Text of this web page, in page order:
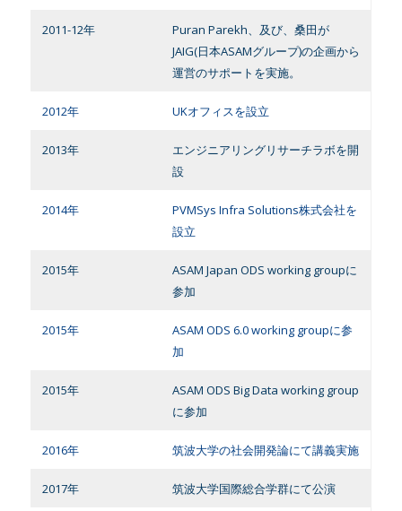
2011-12年
Puran Parekh、及び、桑田が
JAIG(日本ASAMグループ)の企画から
運営のサポートを実施。
2012年 UKオフィスを設立
2013年
エンジニアリングリサーチラボを開
設
2014年
PVMSys Infra Solutions株式会社を
設立
2015年
ASAM Japan ODS working groupに
参加
2015年
ASAM ODS 6.0 working groupに参
加
2015年
ASAM ODS Big Data working group
に参加
2016年 筑波大学の社会開発論にて講義実施
2017年 筑波大学国際総合学群にて公演